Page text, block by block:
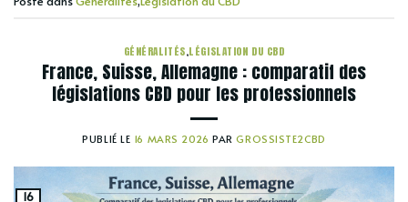
GÉNÉRALITÉS,LÉGISLATION DU CBD
France, Suisse, Allemagne : comparatif des
législations CBD pour les professionnels
PUBLIÉ LE 16 MARS 2026 PARGROSSISTE2CBD
16